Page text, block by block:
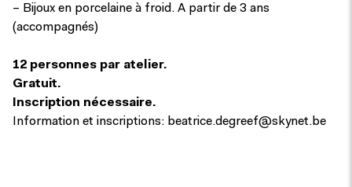
– Bijoux en porcelaine à froid. A partir de 3 ans
(accompagnés)
12 personnes par atelier.
Gratuit.
Inscription nécessaire.
Information et inscriptions: beatrice.degreef@skynet.be